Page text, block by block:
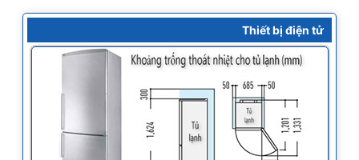
Thiết bị điện tử